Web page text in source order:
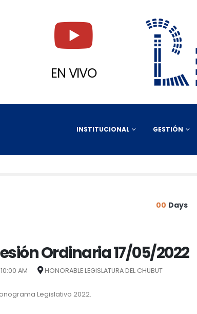
EN VIVO
INSTITUCIONAL GESTIÓN
00 Days
Ordinaria 17/05/2022
10:00 AM HONORABLE LEGISLATURA DEL CHUBUT
Legislativo 2022.